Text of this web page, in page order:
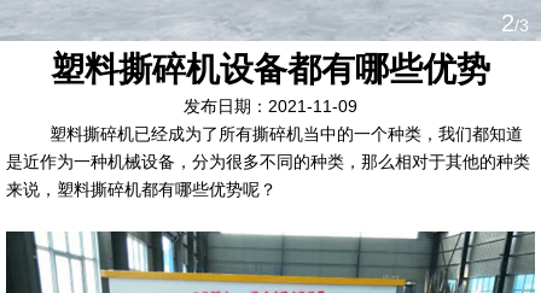
3/3
塑料撕碎机设备都有哪些优势
发布日期：2021-11-09
塑料撕碎机已经成为了所有撕碎机当中的一个种类，我们都知道
是近作为一种机械设备，分为很多不同的种类，那么相对于其他的种类
来说，塑料撕碎机都有哪些优势呢？